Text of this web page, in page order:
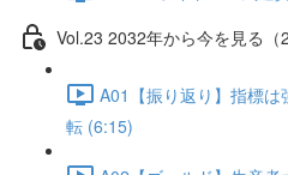
Vol.23 2032年から今を見る（
A01【振り返り】指標
転 (6:15)